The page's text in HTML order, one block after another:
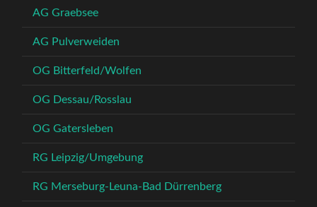
AG Graebsee
AG Pulverweiden
OG Bitterfeld/Wolfen
OG Dessau/Rosslau
OG Gatersleben
RG Leipzig/Umgebung
RG Merseburg-Leuna-Bad Dürrenberg